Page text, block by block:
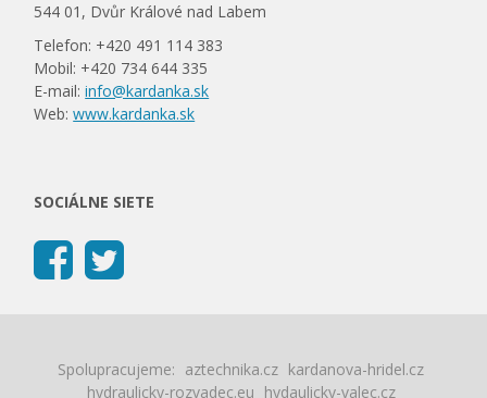
544 01, Dvůr Králové nad Labem
Telefon: +420 491 114 383
Mobil: +420 734 644 335
E-mail:info@kardanka.sk
Web:www.kardanka.sk
SOCIÁLNE SIETE
Spolupracujeme: aztechnika.cz kardanova-hridel.cz
hydraulicky-rozvadec.eu hydaulicky-valec.cz